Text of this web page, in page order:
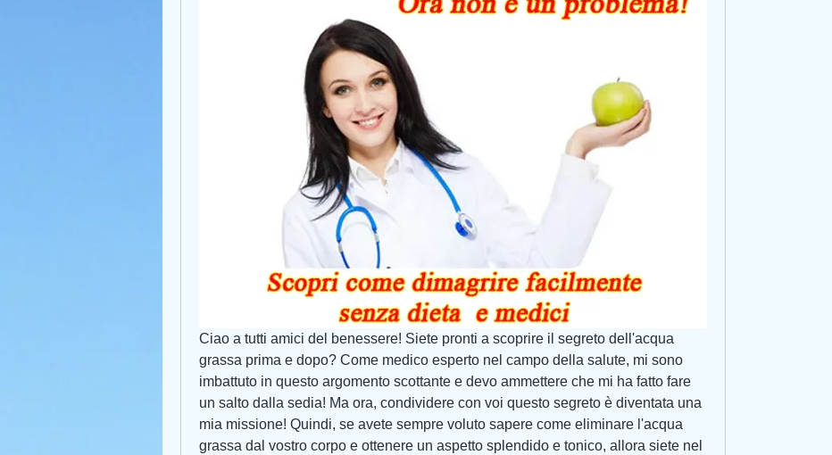
Ciao a tutti amici del benessere! Siete pronti a scoprire il segreto dell'acqua
grassa prima e dopo? Come medico esperto nel campo della salute, mi sono
imbattuto in questo argomento scottante e devo ammettere che mi ha fatto fare
un salto dalla sedia! Ma ora, condividere con voi questo segreto è diventata una
mia missione! Quindi, se avete sempre voluto sapere come eliminare l'acqua
grassa dal vostro corpo e ottenere un aspetto splendido e tonico, allora siete nel